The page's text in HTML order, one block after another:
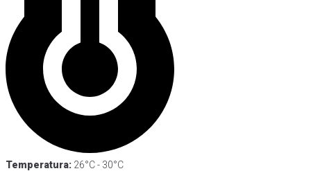
Temperatura: 26°C - 30°C